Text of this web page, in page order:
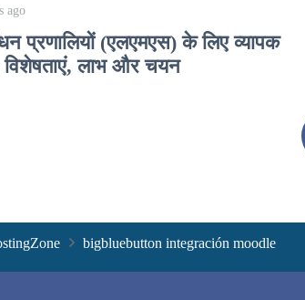
ago
प्रणालियों (एलएमएस) के लिए व्यापक
विशेषताएं, लाभ और चयन
bigbluebutton integración moodle